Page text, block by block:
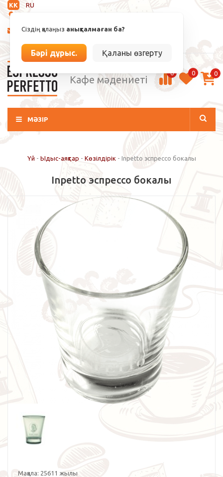
KK
RU
Сіздің қалаңыз анықталмаған ба?
Бәрі дұрыс. Қаланы өзгерту
info@espressoperfetto.kz
Кафе мәдениеті
0 0 0
МӘЗІР
Үй - Ыдыс-аяқтар - Көзілдірік - Inpetto эспрессо бокалы
Inpetto эспрессо бокалы
Мақала: 25611 жылы